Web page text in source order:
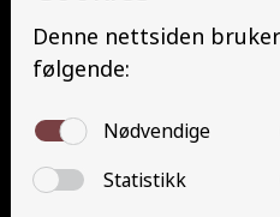
Minibuss (D1)
Minibuss med henger
Grunnutdanning Person
YSK Gods
YSK Person